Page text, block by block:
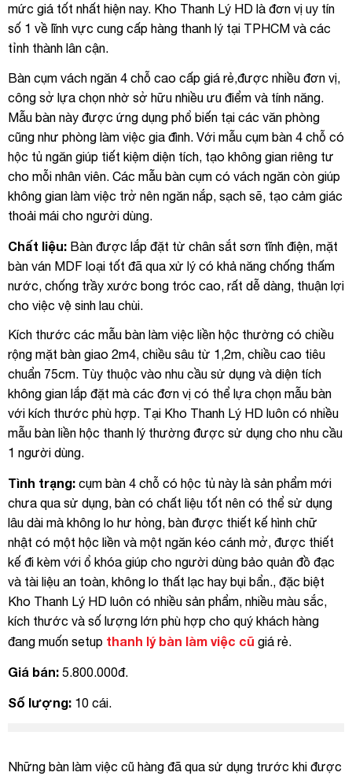
mức giá tốt nhất hiện nay. Kho Thanh Lý HD là đơn vị uy tín
số 1 về lĩnh vực cung cấp hàng thanh lý tại TPHCM và các
tỉnh thành lân cận.
Bàn cụm vách ngăn 4 chỗ cao cấp giá rẻ,được nhiều đơn vị,
công sở lựa chọn nhờ sở hữu nhiều ưu điểm và tính năng.
Mẫu bàn này được ứng dụng phổ biến tại các văn phòng
cũng như phòng làm việc gia đình. Với mẫu cụm bàn 4 chỗ có
hộc tủ ngăn giúp tiết kiệm diện tích, tạo không gian riêng tư
cho mỗi nhân viên. Các mẫu bàn cụm có vách ngăn còn giúp
không gian làm việc trở nên ngăn nắp, sạch sẽ, tạo cảm giác
thoải mái cho người dùng.
Chất liệu: Bàn được lắp đặt từ chân sắt sơn tĩnh điện, mặt
bàn ván MDF loại tốt đã qua xử lý có khả năng chống thấm
nước, chống trầy xước bong tróc cao, rất dễ dàng, thuận lợi
cho việc vệ sinh lau chùi.
Kích thước các mẫu bàn làm việc liền hộc thường có chiều
rộng mặt bàn giao 2m4, chiều sâu từ 1,2m, chiều cao tiêu
chuẩn 75cm. Tùy thuộc vào nhu cầu sử dụng và diện tích
không gian lắp đặt mà các đơn vị có thể lựa chọn mẫu bàn
với kích thước phù hợp. Tại Kho Thanh Lý HD luôn có nhiều
mẫu bàn liền hộc thanh lý thường được sử dụng cho nhu cầu
1 người dùng.
Tình trạng: cụm bàn 4 chỗ có hộc tủ này là sản phẩm mới
chưa qua sử dụng, bàn có chất liệu tốt nên có thể sử dụng
lâu dài mà không lo hư hỏng, bàn được thiết kế hình chữ
nhật có một hộc liền và một ngăn kéo cánh mở, được thiết
kế đi kèm với ổ khóa giúp cho người dùng bảo quản đồ đạc
và tài liệu an toàn, không lo thất lạc hay bụi bẩn., đặc biệt
Kho Thanh Lý HD luôn có nhiều sản phẩm, nhiều màu sắc,
kích thước và số lượng lớn phù hợp cho quý khách hàng
đang muốn setup thanh lý bàn làm việc cũ giá rẻ.
Giá bán: 5.800.000đ.
Số lượng: 10 cái.
Những bàn làm việc cũ hàng đã qua sử dụng trước khi được